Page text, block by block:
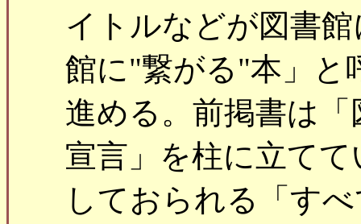
イトルなどが図書
館に"繋がる"本」と
進める。前掲書は
宣言」を柱に立て
しておられる「す